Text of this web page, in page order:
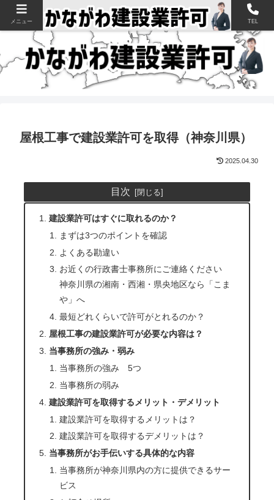
神奈川県の建設業許可申請・取得を支援【新規・更新・経審】
屋根工事で建設業許可を取得（神奈川県）
2025.04.30
目次
建設業許可はすぐに取れるのか？
まずは3つのポイントを確認
よくある勘違い
お近くの行政書士事務所にご連絡ください
神奈川県の湘南・西湘・県央地区なら「こま
や」へ
最短どれくらいで許可がとれるのか？
屋根工事の建設業許可が必要な内容は？
当事務所の強み・弱み
当事務所の強み 5つ
当事務所の弱み
建設業許可を取得するメリット・デメリット
建設業許可を取得するメリットは？
建設業許可を取得するデメリットは？
当事務所がお手伝いする具体的な内容
当事務所が神奈川県内の方に提供できるサー
ビス
メニュー TEL